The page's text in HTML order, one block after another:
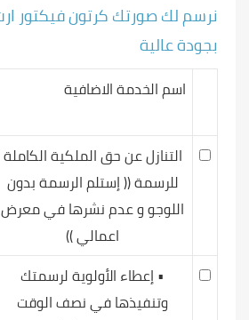
بجودة عالية
اسم الخدمة الاضافية
التنازل عن حق الملكية الكاملة
للرسمة (( إستلم الرسمة بدون
اللوجو و عدم نشرها في معرض
اعمالي ))
• إعطاء الأولوية لرسمتك
وتنفيذها في نصف الوقت